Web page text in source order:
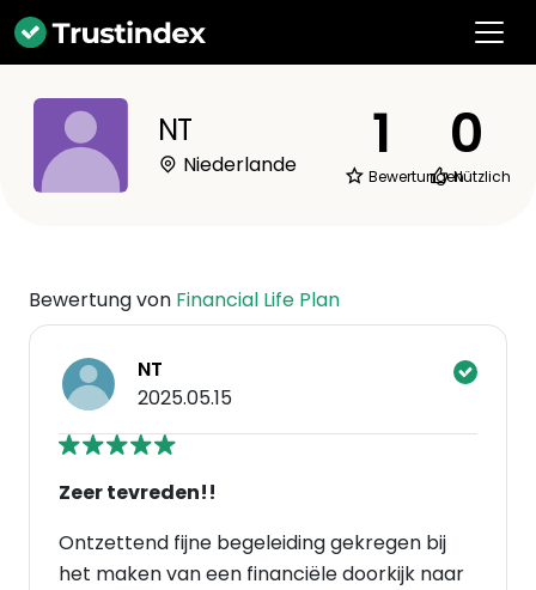
NT
Niederlande 1
Bewertungen
0
Nützlich
Bewertung von Financial Life Plan
NT
2025.05.15
Zeer tevreden!!
Ontzettend fijne begeleiding gekregen bij
het maken van een financiële doorkijk naar